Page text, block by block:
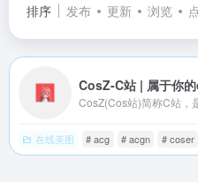
排序 发布 更新 浏览
CosZ-C站 | 属于你
在线美图 # acg # acgn # coser